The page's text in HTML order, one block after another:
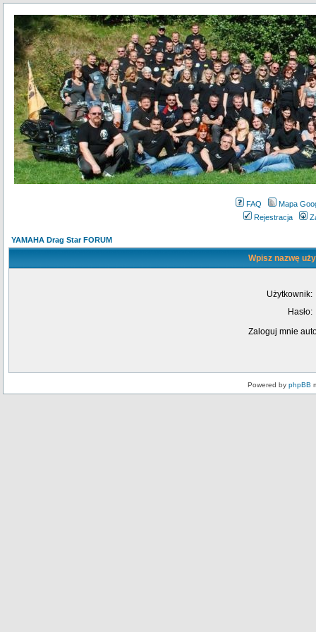
FAQ
Mapa
Rejestracja
YAMAHA Drag Star FORUM
Wpisz nazwę
Użytkownik:
Hasło:
Zaloguj mnie
Powered by phpBB